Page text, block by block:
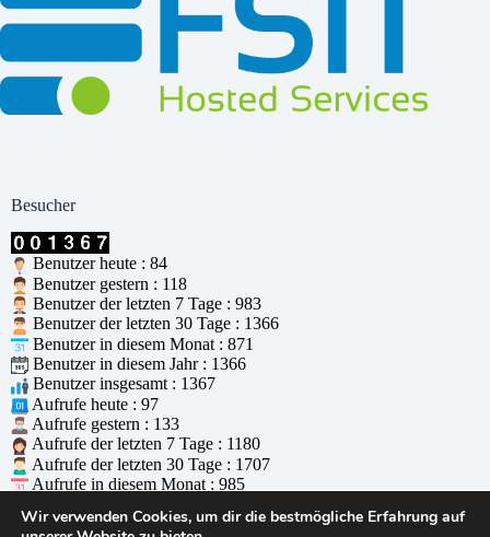
Besucher
Benutzer heute : 84
Benutzer gestern : 118
Benutzer der letzten 7 Tage : 983
Benutzer der letzten 30 Tage : 1366
Benutzer in diesem Monat : 871
Benutzer in diesem Jahr : 1366
Benutzer insgesamt : 1367
Aufrufe heute : 97
Aufrufe gestern : 133
Aufrufe der letzten 7 Tage : 1180
Aufrufe der letzten 30 Tage : 1707
Aufrufe in diesem Monat : 985
Aufrufe insgesamt : 1708
Wir verwenden Cookies, um dir die bestmögliche Erfahrung auf